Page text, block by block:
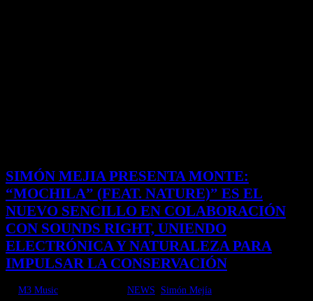
SIMÓN MEJIA PRESENTA MONTE:
“MOCHILA” (FEAT. NATURE)” ES EL
NUEVO SENCILLO EN COLABORACIÓN
CON SOUNDS RIGHT, UNIENDO
ELECTRÓNICA Y NATURALEZA PARA
IMPULSAR LA CONSERVACIÓN
M3 Music NEWS
Simón Mejía